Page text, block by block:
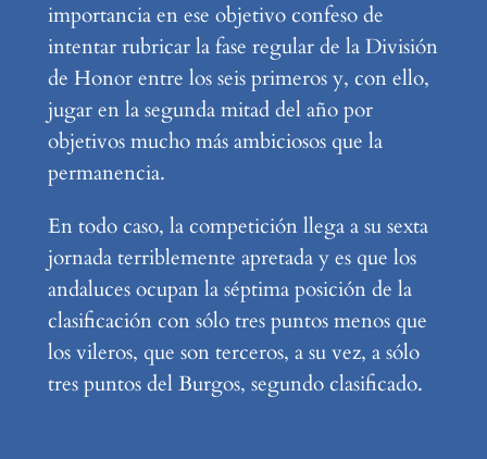
importancia en ese objetivo confeso de
intentar rubricar la fase regular de la División
de Honor entre los seis primeros y, con ello,
jugar en la segunda mitad del año por
objetivos mucho más ambiciosos que la
permanencia.
En todo caso, la competición llega a su sexta
jornada terriblemente apretada y es que los
andaluces ocupan la séptima posición de la
clasificación con sólo tres puntos menos que
los vileros, que son terceros, a su vez, a sólo
tres puntos del Burgos, segundo clasificado.